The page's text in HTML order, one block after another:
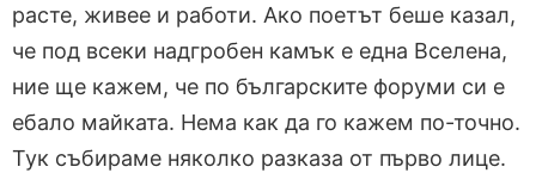
расте, живее и работи. Ако поетът беше казал,
че под всеки надгробен камък е една Вселена,
ние ще кажем, че по българските форуми си е
ебало майката. Нема как да го кажем по-точно.
Тук събираме няколко разказа от първо лице.